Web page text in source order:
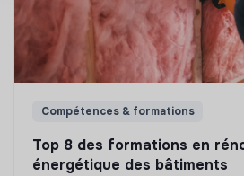
Compétences & formations
Top 8 des formations en
énergétique des bâtiments